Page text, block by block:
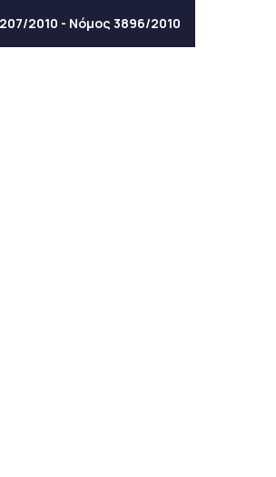
2010 - Νόμος 3896/2010